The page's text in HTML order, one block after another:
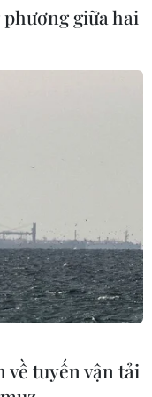
giữa hai
về tuyến vận tải